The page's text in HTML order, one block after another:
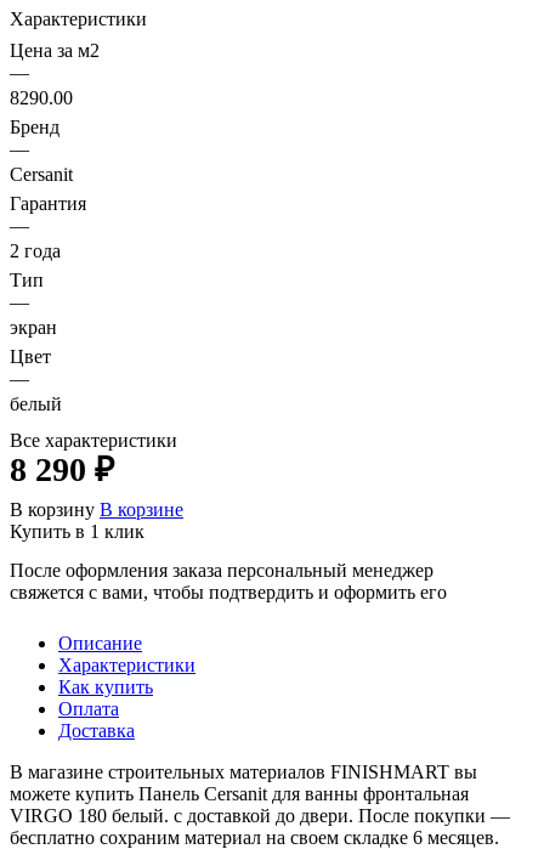
Характеристики
Цена за м2
—
8290.00
Бренд
—
Cersanit
Гарантия
—
2 года
Тип
—
экран
Цвет
—
белый
Все характеристики
8 290 ₽
В корзину В корзине
Купить в 1 клик
После оформления заказа персональный менеджер
свяжется с вами, чтобы подтвердить и оформить его
Описание
Характеристики
Как купить
Оплата
Доставка
В магазине строительных материалов FINISHMART вы
можете купить Панель Cersanit для ванны фронтальная
VIRGO 180 белый. с доставкой до двери. После покупки —
бесплатно сохраним материал на своем складке 6 месяцев.